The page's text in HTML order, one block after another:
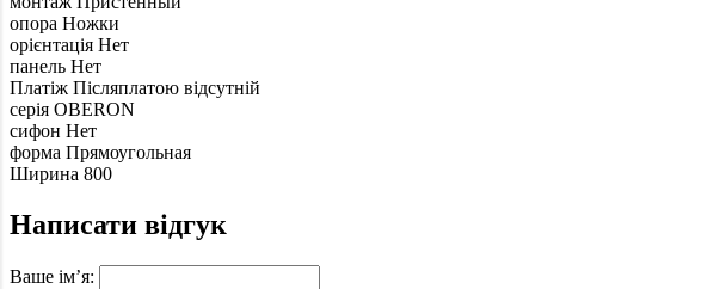
опора Ножки
орієнтація Нет
панель Нет
Платіж Післяплатою відсутній
серія OBERON
сифон Нет
форма Прямоугольная
Ширина 800
Написати відгук
Ваше ім’я: